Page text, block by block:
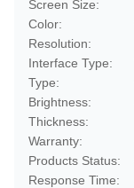
Screen Size:
Color:
Resolution:
Interface Type:
Type:
Brightness:
Thickness:
Warranty:
Products Status:
Response Time: